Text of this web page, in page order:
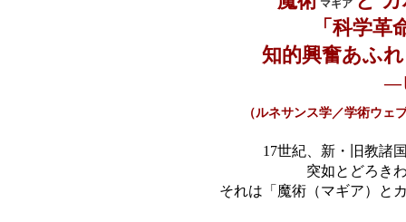
マギア
「科学
知的興奮あふ
—
（ルネサンス学／学術ウェ
17世紀、新・旧教諸
突如とどろき
それは「魔術（マギア）と